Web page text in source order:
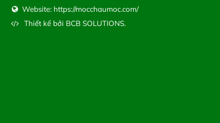
Website: https://mocchaumoc.com/
Thiết kế bởi BCB SOLUTIONS.